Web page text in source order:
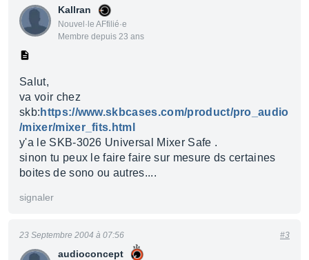
Kallran
Nouvel·le AFfilié·e
Membre depuis 23 ans
Salut,
va voir chez
skb: https://www.skbcases.com/product/pro_audio
/mixer/mixer_fits.html
y'a le SKB-3026 Universal Mixer Safe .
sinon tu peux le faire faire sur mesure ds certaines
boites de sono ou autres....
signaler
audioconcept
23 Septembre 2004 à 07:56 #3